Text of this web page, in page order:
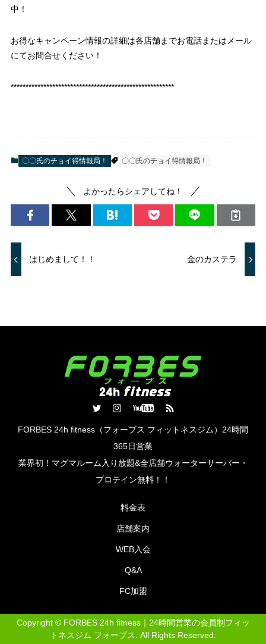
中！
お得なキャンペーン情報の詳細は各店舗までお電話またはメール
にてお問合せください！
*******************************************************
〇〇氏のチョイ得情報局！ 〇〇氏のチョイ得情報局！
よかったらシェアしてね！
はじめまして！！ 金のカステラ
FORBES 24h fitness（フォーブス フィットネスジム）24時間
365日営業
業界初！マグマルーム入り放題&全店舗ウォーターサーバー・
プロテイン​無料！！
料金表
店舗案内
WEB入会
Q&A
FC加盟
Copyright ©FORBES 24h fitness｜24時間営業の会員制フィッ
トネスジム フォーブス. All Rights Reserved.